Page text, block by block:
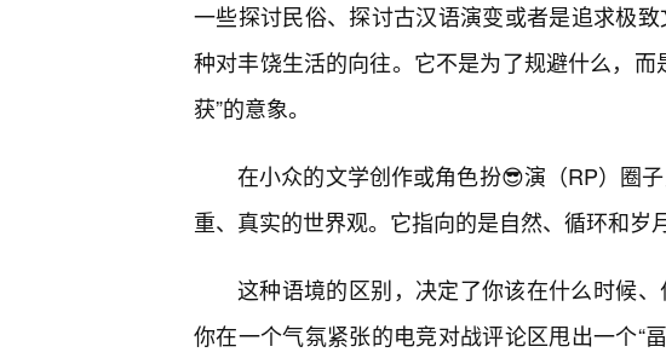
一些探讨民俗、探讨古汉语演变或者是追求极
种对丰饶生活的向往。它不是为了规避什么，而
获”的意象。
在小众的文学创作或角色扮😎演（RP）圈
重、真实的世界观。它指向的是自然、循环和岁
这种语境的区别，决定了你该在什么时候
你在一个气氛紧张的电竞对战评论区甩出一个“